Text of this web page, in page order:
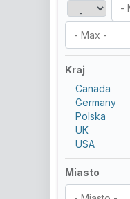
Kraj
Canada
Germany
Polska
UK
USA
Miasto